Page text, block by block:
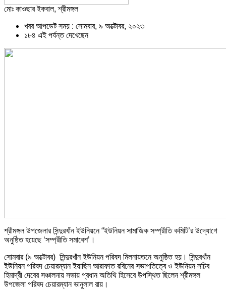
মোঃ কাওছার ইকবাল, শ্রীমঙ্গল
খবর আপডেট সময় : সোমবার, ৯ অক্টোবর, ২০২৩
১৮৪ এই পর্যন্ত দেখেছেন
শ্রীমঙ্গল উপজেলার সিন্দুরখাঁন ইউনিয়নে “ইউনিয়ন সামাজিক সম্প্রীতি কমিটি’র উদ্যোগে
অনুষ্ঠিত হয়েছে ‘সম্প্রীতি সমাবেশ’।
সোমবার (৯ অক্টোবর) সিন্দুরখাঁন ইউনিয়ন পরিষদ মিলনায়তনে অনুষ্ঠিত হয়। সিন্দুরখাঁন
ইউনিয়ন পরিষদ চেয়ারম্যান ইয়াছিন আরাফাত রবিনের সভাপতিত্বে ও ইউনিয়ন সচিব
হিমাদ্রী দেবের সঞ্চালনায় সভায় প্রধান অতিথি হিসেবে উপস্থিত ছিলেন শ্রীমঙ্গল
উপজেলা পরিষদ চেয়ারম্যান ভানুলাল রায়।